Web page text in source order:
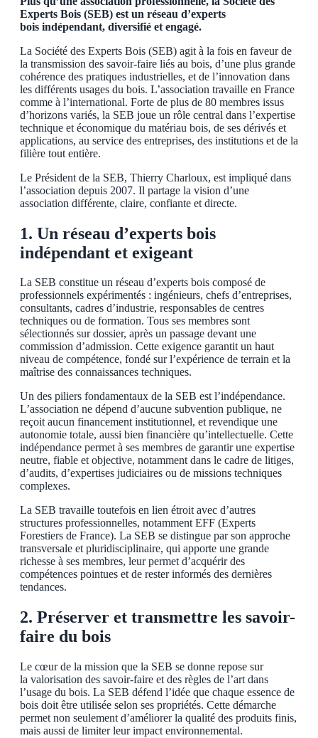
Experts Bois (SEB) est un réseau d’experts
bois indépendant, diversifié et engagé.
La Société des Experts Bois (SEB) agit à la fois en faveur de
la transmission des savoir-faire liés au bois, d’une plus grande
cohérence des pratiques industrielles, et de l’innovation dans
les différents usages du bois. L’association travaille en France
comme à l’international. Forte de plus de 80 membres issus
d’horizons variés, la SEB joue un rôle central dans l’expertise
technique et économique du matériau bois, de ses dérivés et
applications, au service des entreprises, des institutions et de la
filière tout entière.
Le Président de la SEB, Thierry Charloux, est impliqué dans
l’association depuis 2007. Il partage la vision d’une
association différente, claire, confiante et directe.
1. Un réseau d’experts bois
indépendant et exigeant
La SEB constitue un réseau d’experts bois composé de
professionnels expérimentés : ingénieurs, chefs d’entreprises,
consultants, cadres d’industrie, responsables de centres
techniques ou de formation. Tous ses membres sont
sélectionnés sur dossier, après un passage devant une
commission d’admission. Cette exigence garantit un haut
niveau de compétence, fondé sur l’expérience de terrain et la
maîtrise des connaissances techniques.
Un des piliers fondamentaux de la SEB est l’indépendance.
L’association ne dépend d’aucune subvention publique, ne
reçoit aucun financement institutionnel, et revendique une
autonomie totale, aussi bien financière qu’intellectuelle. Cette
indépendance permet à ses membres de garantir une expertise
neutre, fiable et objective, notamment dans le cadre de litiges,
d’audits, d’expertises judiciaires ou de missions techniques
complexes.
La SEB travaille toutefois en lien étroit avec d’autres
structures professionnelles, notamment EFF (Experts
Forestiers de France). La SEB se distingue par son approche
transversale et pluridisciplinaire, qui apporte une grande
richesse à ses membres, leur permet d’acquérir des
compétences pointues et de rester informés des dernières
tendances.
2. Préserver et transmettre les savoir-
faire du bois
Le cœur de la mission que la SEB se donne repose sur
la valorisation des savoir-faire et des règles de l’art dans
l’usage du bois. La SEB défend l’idée que chaque essence de
bois doit être utilisée selon ses propriétés. Cette démarche
permet non seulement d’améliorer la qualité des produits finis,
mais aussi de limiter leur impact environnemental.